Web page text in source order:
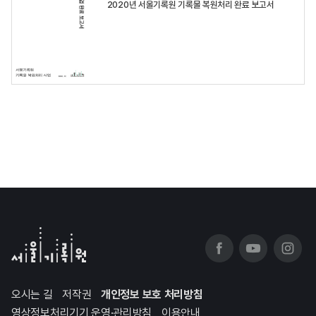
2020년 서울기록원 기록물 복원처리 완료 보고서
오시는 길 저작권
개인정보 보호 처리방침
영상정보처리기기 운영·관리방침
이용안내